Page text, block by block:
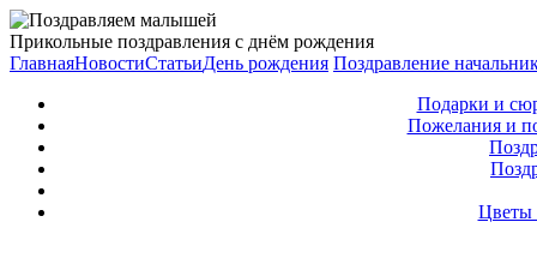
Прикольные поздравления с днём рождения
ГлавнаяНовостиСтатьиДень рождения Поздравление
Подарки и
Пожелания и
Цветы